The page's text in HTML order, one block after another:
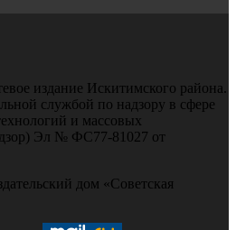
издание Искитимского района.
службой по надзору в сфере
и массовых
Эл № ФС77-81027 от
дом «Советская